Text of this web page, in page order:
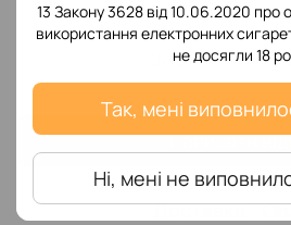
13 Закону 3628 від 10.06.2020
використання електронних
не досягли 18
Так, мені
Ні, мені не
Додайте перший
Написати
Доставка